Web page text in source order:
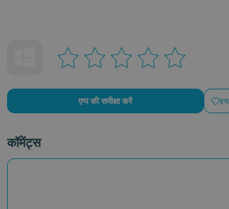
एप्प की समीक्षा करें
कॉमेंट्स